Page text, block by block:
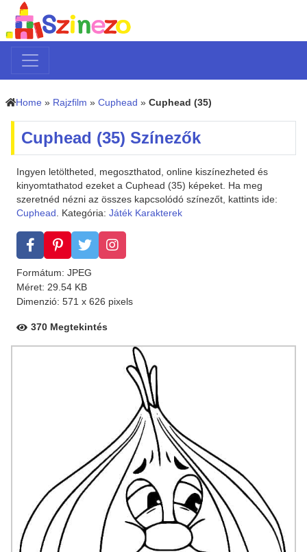
Home » Rajzfilm » Cuphead » Cuphead (35)
Cuphead (35) Színezők
Ingyen letöltheted, megoszthatod, online kiszínezheted és
kinyomtathatod ezeket a Cuphead (35) képeket. Ha meg
szeretnéd nézni az összes kapcsolódó színezőt, kattints ide:
Cuphead . Kategória: Játék Karakterek
Formátum: JPEG
Méret: 29.54 KB
Dimenzió: 571 x 626 pixels
370 Megtekintés